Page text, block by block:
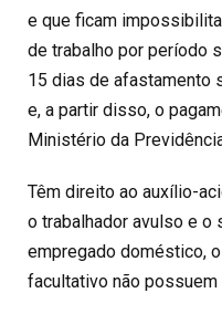
e que ficam
de trabalho por período
15 dias de afastamento
e, a partir disso, o
Ministério da
Têm direito ao auxílio-
o trabalhador avulso e o
empregado doméstico,
facultativo não